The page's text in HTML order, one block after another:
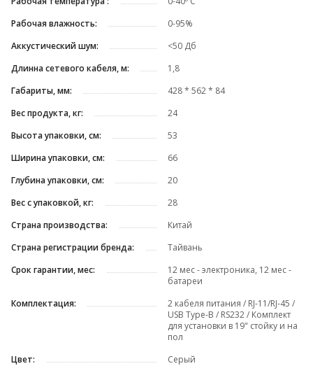
Рабочая влажность:
0-95%
Аккустический шум:
<50 Дб
Длинна сетевого кабеля, м:
1,8
Габариты, мм:
428 * 562 * 84
Вес продукта, кг:
24
Высота упаковки, см:
53
Ширина упаковки, см:
66
Глубина упаковки, см:
20
Вес с упаковкой, кг:
28
Страна производства:
Китай
Страна регистрации бренда:
Тайвань
Срок гарантии, мес:
12 мес - электроника, 12 мес -
батареи
Комплектация:
2 кабеля питания / RJ-11/RJ-45 /
USB Type-B / RS232 / Комплект
для установки в 19" стойку и на
пол
Цвет:
Серый